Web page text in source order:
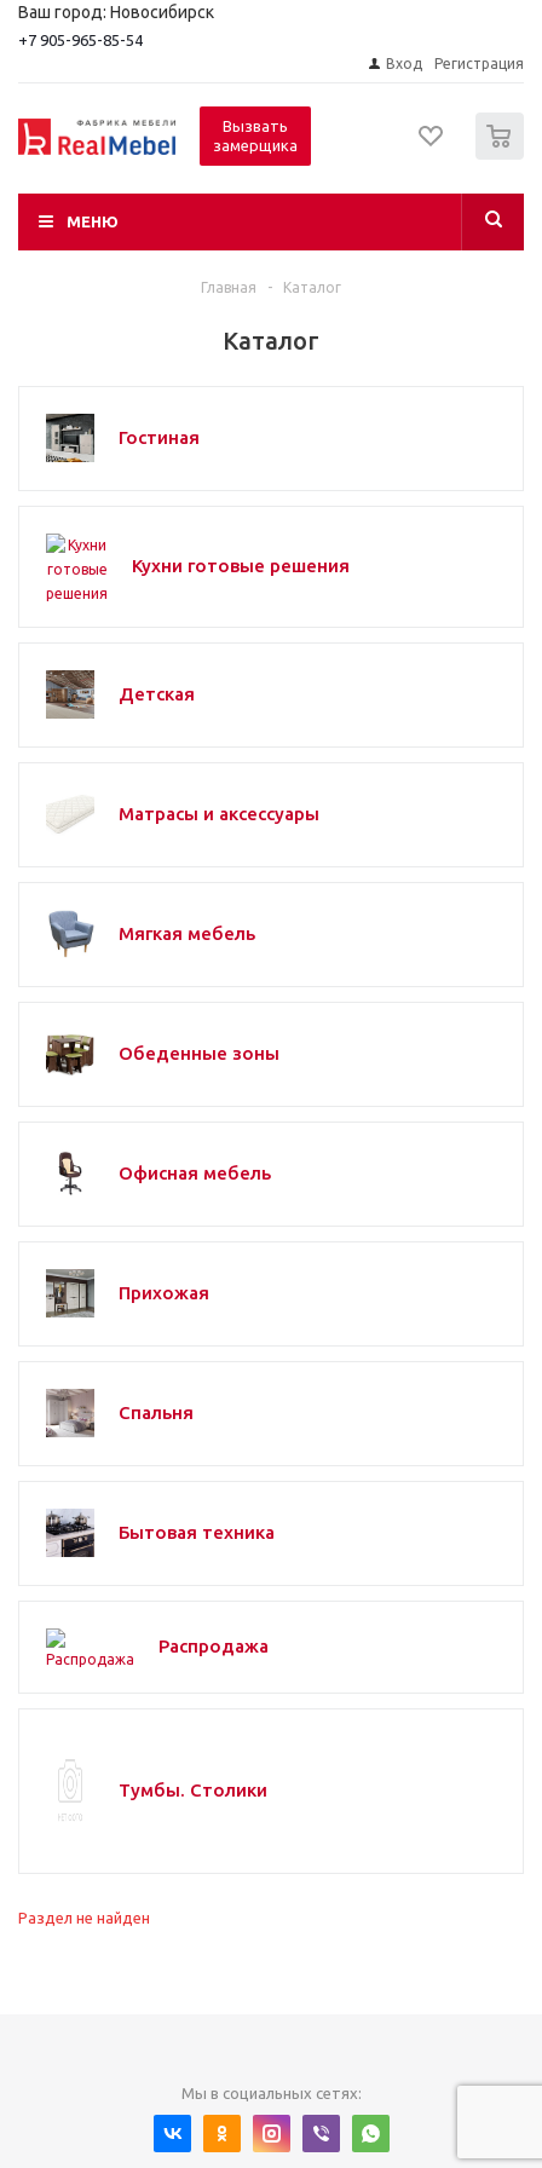
Ваш город: Новосибирск
+7 905-965-85-54
Вход Регистрация
Вызвать
замерщика
МЕНЮ
Главная - Каталог
Каталог
Гостиная
Кухни готовые решения
Детская
Матрасы и аксессуары
Мягкая мебель
Обеденные зоны
Офисная мебель
Прихожая
Спальня
Бытовая техника
Распродажа
Тумбы. Столики
Раздел не найден
Мы в социальных сетях: